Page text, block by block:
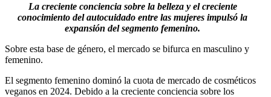
La creciente conciencia sobre la belleza y el creciente
conocimiento del autocuidado entre las mujeres impulsó la
expansión del segmento femenino.
Sobre esta base de género, el mercado se bifurca en masculino y
femenino.
El segmento femenino dominó la cuota de mercado de cosméticos
veganos en 2024. Debido a la creciente conciencia sobre los